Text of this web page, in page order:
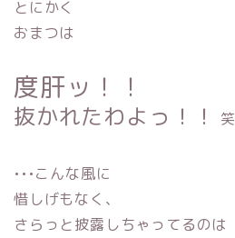
とにかく
おまつは
度肝ッ！！
抜かれたわよっ！！ 笑
•••こんな風に
惜しげもなく、
さらっと披露しちゃってるのは